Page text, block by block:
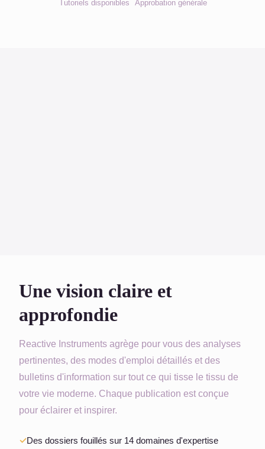
Tutoriels disponibles Approbation générale
Une vision claire et
approfondie
Reactive Instruments agrège pour vous des analyses
pertinentes, des modes d'emploi détaillés et des
bulletins d'information sur tout ce qui tisse le tissu de
votre vie moderne. Chaque publication est conçue
pour éclairer et inspirer.
Des dossiers fouillés sur 14 domaines d'expertise